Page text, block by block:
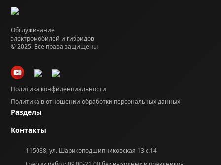
Обслуживание
электромобилей и гибридов
© 2025. Все права защищены
Политика конфиденциальности
Политика в отношении обработки персональных данных
Разделы
Контакты
115088, ул. Шарикоподшипниковская 13 с.14